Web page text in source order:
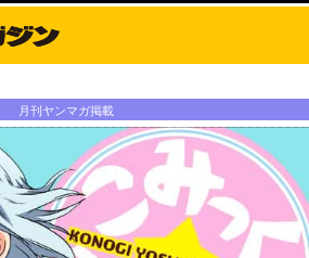
月刊ヤンマガ掲載